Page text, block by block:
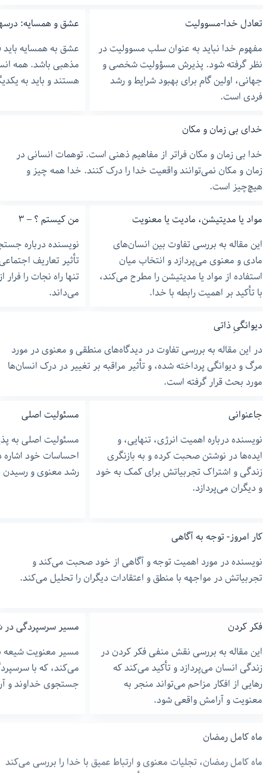
تعادل خدا-مسوولیت
مفهوم خدا نباید به عنوان سلب مسوولیت در
نظر گرفته شود. پذیرش مسؤولیت شخصی و
جهانی، اولین گام برای بهبود شرایط و رشد
فردی است.
عشق و همسایه:
عشق به همسایه
مذهبی باشد. همه
هستند و باید به
خدای بی زمان و مکان
خدا بی زمان و مکان فراتر از مفاهیم ذهنی است. توهمات انسانی در
زمان و مکان نمی‌توانند واقعیت خدا را درک کنند. خدا همه چیز و
هیچ‌چیز است.
مواد یا مدیتیشن، مادیت یا معنویت
این مقاله به بررسی تفاوت بین انسان‌های
مادی و معنوی می‌پردازد و انتخاب میان
استفاده از مواد یا مدیتیشن را مطرح می‌کند،
با تأکید بر اهمیت رابطه با خدا.
من کیستم ؟ – ٣
نویسنده درباره
تأثیر تعاریف
تنها راه نجات را
می‌داند.
دیوانگیِ ذاتی
در این مقاله به بررسی تفاوت در دیدگاه‌های منطقی و معنوی در مورد
مرگ و دیوانگی پرداخته شده، و تأثیر مراقبه بر تغییر در درک انسان‌ها
مورد بحث قرار گرفته است.
جاعنوانی
نویسنده درباره اهمیت انرژی، تنهایی، و
ایده‌ها در نوشتن صحبت کرده و به بازنگری
زندگی و اشتراک تجربیاتش برای کمک به خود
و دیگران می‌پردازد.
مسئولیت اصلی
مسئولیت اصلی به
احساسات خود اشاره
رشد معنوی و رسیدن
کار امروز- توجه به آگاهی
نویسنده در مورد اهمیت توجه و آگاهی از خود صحبت می‌کند و
تجربیاتش در مواجهه با منطق و اعتقادات دیگران را تحلیل می‌کند.
فکر کردن
این مقاله به بررسی نقش منفی فکر کردن در
زندگی انسان می‌پردازد و تأکید می‌کند که
رهایی از افکار مزاحم می‌تواند منجر به
معنویت و آرامش واقعی شود.
مسیر سرسپردگی در
مسیر معنویت شیعه
می‌کند، که با
جستجوی خداوند و
ماه کامل رمضان
ماه کامل رمضان، تجلیات معنوی و ارتباط عمیق با خدا را بررسی می‌کند